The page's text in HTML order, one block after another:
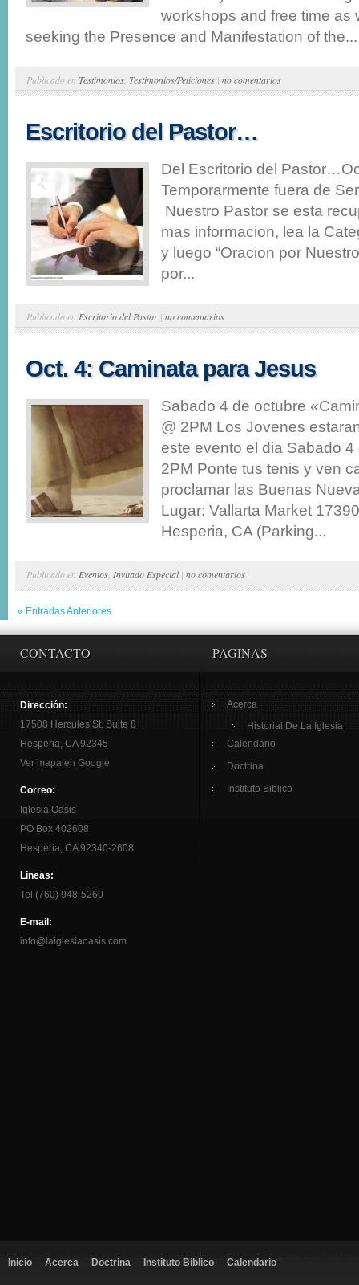
workshops and free time as
seeking the Presence and Manifestation of the...
Publicado en Testimonios Testimonios/Peticiones | no comentarios
Escritorio del Pastor…
Del Escritorio del
Temporarmente fuera de
Nuestro Pastor se esta
mas informacion, lea la
y luego “Oracion por
por...
Publicado en Escritorio del Pastor | no comentarios
Oct. 4: Caminata para Jesus
Sabado 4 de octubre
@ 2PM Los Jovenes
este evento el dia Sabado
2PM Ponte tus tenis y ven
proclamar las Buenas
Lugar: Vallarta Market
Hesperia, CA (Parking...
Publicado en Eventos Invitado Especial| no comentarios
« Entradas Anteriores
CONTACTO
Dirección:
17508 Hercules St. Suite 8
Hesperia, CA 92345
Ver mapa en Google
Correo:
Iglesia Oasis
PO Box 402608
Hesperia, CA 92340-2608
Lineas:
Tel (760) 948-5260
E-mail:
info@laiglesiaoasis.com
PAGINAS
Acerca
Historial De La Iglesia
Calendario
Doctrina
Instituto Biblico
Inicio Acerca Doctrina Instituto Biblico Calendario